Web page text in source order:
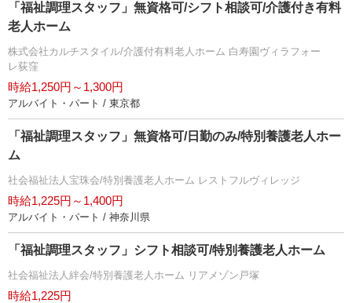
「福祉調理スタッフ」無資格可/シフト相談可/介護付き有料
老人ホーム
株式会社カルチスタイル/介護付有料老人ホーム 白寿園ヴィラフォー
レ荻窪
時給1,250円～1,300円
アルバイト・パート / 東京都
「福祉調理スタッフ」無資格可/日勤のみ/特別養護老人ホー
ム
社会福祉法人宝珠会/特別養護老人ホーム レストフルヴィレッジ
時給1,225円～1,400円
アルバイト・パート / 神奈川県
「福祉調理スタッフ」シフト相談可/特別養護老人ホーム
社会福祉法人絆会/特別養護老人ホーム リアメゾン戸塚
時給1,225円